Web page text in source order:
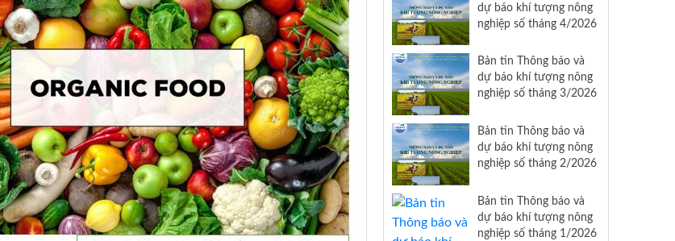
dự báo khí tượng nông
nghiệp số tháng 4/2026
Bản tin Thông báo và
dự báo khí tượng nông
nghiệp số tháng 3/2026
Bản tin Thông báo và
dự báo khí tượng nông
nghiệp số tháng 2/2026
Bản tin Thông báo và
dự báo khí tượng nông
nghiệp số tháng 1/2026